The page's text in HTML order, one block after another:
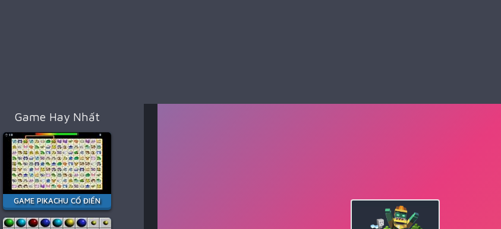
Game Hay Nhất
GAME PIKACHU CỔ ĐIỂN